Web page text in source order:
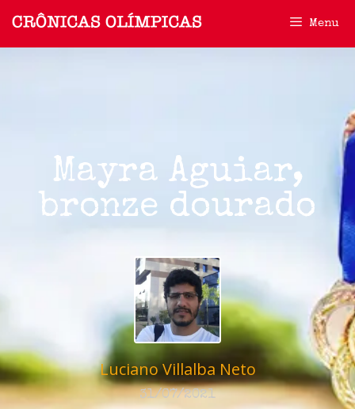
Menu
Mayra Aguiar,
bronze dourado
Luciano Villalba Neto
31/07/2021